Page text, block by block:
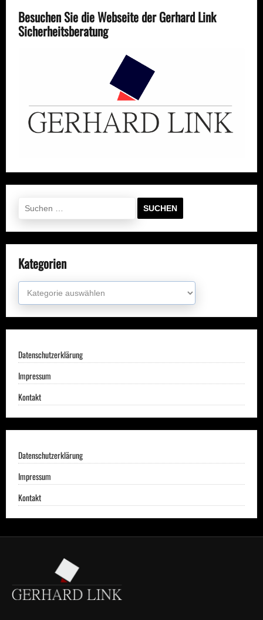
Besuchen Sie die Webseite der Gerhard Link
Sicherheitsberatung
nach:
Kategorien
Kategorien
Datenschutzerklärung
Impressum
Kontakt
Datenschutzerklärung
Impressum
Kontakt